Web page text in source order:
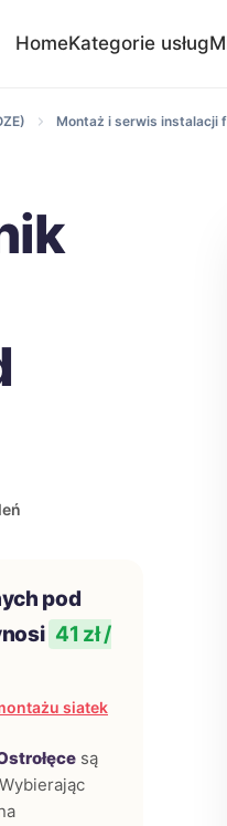
HomeKategorie usług
Montaż i serwis instalacji
pod
41 zł /
siatek
są